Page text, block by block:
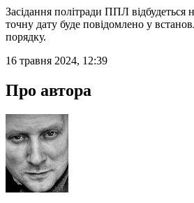
Засідання політради ППЛ відбудеться
точну дату буде повідомлено у
порядку.
16 травня 2024, 12:39
Про автора